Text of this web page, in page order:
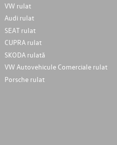
VW rulat
Audi rulat
SEAT rulat
CUPRA rulat
SKODA rulată
VW Autovehicule Comerciale rulat
Porsche rulat